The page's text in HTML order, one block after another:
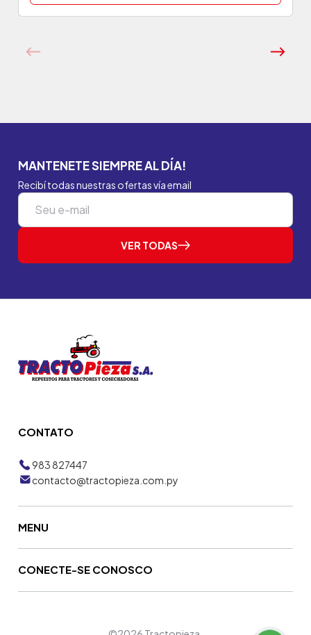
MANTENETE SIEMPRE AL DÍA!
Recibí todas nuestras ofertas vía email
VER TODAS
CONTATO
983 827447
contacto@tractopieza.com.py
MENU
CONECTE-SE CONOSCO